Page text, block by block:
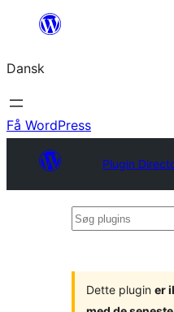
Spring
indhold
Dansk
Få WordPress
Plugin
Søg
Dette plugin er